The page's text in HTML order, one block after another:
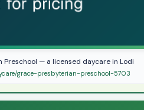
— a licensed daycare in Lodi
grace-presbyterian-preschool-5703